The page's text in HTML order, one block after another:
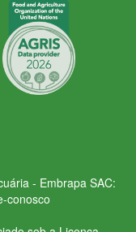
- Embrapa SAC:
conosco